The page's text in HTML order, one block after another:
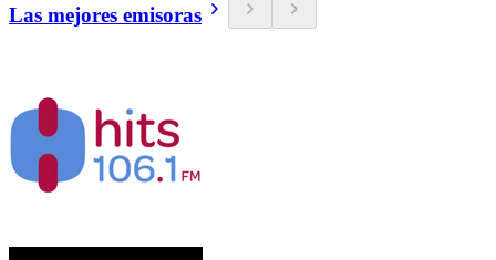
Las mejores emisoras